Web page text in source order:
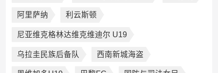
阿里萨纳 利云斯顿
尼亚维克格林达维克维迪尔 U19
乌拉圭民族后备队 西南新城海盗